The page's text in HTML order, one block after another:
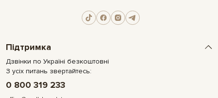
Підтримка
Дзвінки по Україні безкоштовні
З усіх питань звертайтесь:
0 800 319 233